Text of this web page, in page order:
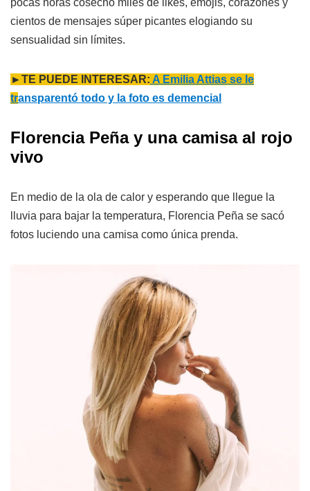
pocas horas cosechó miles de likes, emojis, corazones y
cientos de mensajes súper picantes elogiando su
sensualidad sin límites.
►TE PUEDE INTERESAR: A Emilia Attias se le
transparentó todo y la foto es demencial
Florencia Peña y una camisa al rojo
vivo
En medio de la ola de calor y esperando que llegue la
lluvia para bajar la temperatura, Florencia Peña se sacó
fotos luciendo una camisa como única prenda.